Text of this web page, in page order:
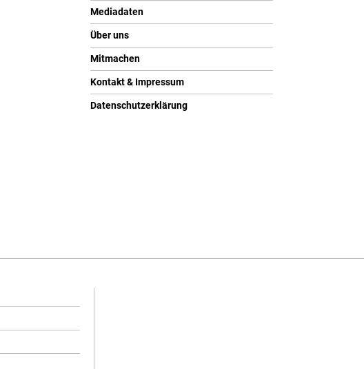
Mediadaten
Über uns
Mitmachen
Kontakt & Impressum
Datenschutzerklärung